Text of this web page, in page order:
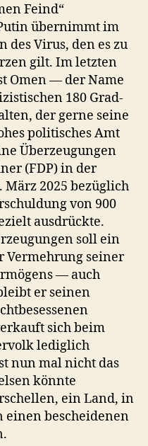
Feind“
übernimmt im
Virus, den es zu
gilt. Im letzten
Omen — der Name
180 Grad-
der gerne seine
politisches Amt
Überzeugungen
(FDP) in der
März 2025 bezüglich
von 900
ausdrückte.
soll ein
Vermehrung seiner
— auch
er seinen
sich beim
lediglich
nun mal nicht das
könnte
ein Land, in
einen bescheidenen